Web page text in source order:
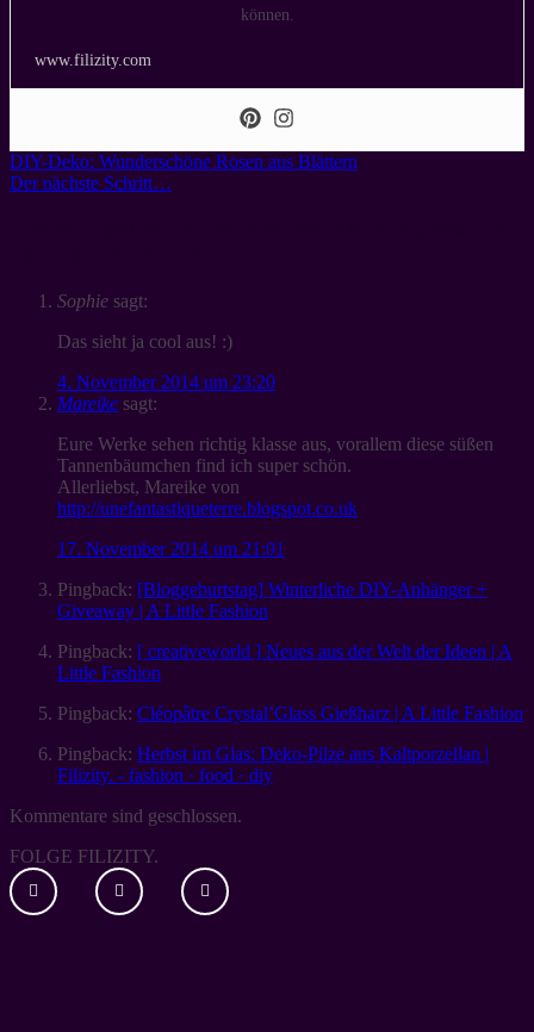
können.
www.filizity.com
DIY-Deko: Wunderschöne Rosen aus Blättern
Der nächste Schritt…
Sophie sagt:
Das sieht ja cool aus! :)
4. November 2014 um 23:20
Mareike sagt:
Eure Werke sehen richtig klasse aus, vorallem diese süßen
Tannenbäumchen find ich super schön.
Allerliebst, Mareike von
http://unefantastiqueterre.blogspot.co.uk
17. November 2014 um 21:01
Pingback: [Bloggeburtstag] Winterliche DIY-Anhänger +
Giveaway | A Little Fashion
Pingback: [ creativeworld ] Neues aus der Welt der Ideen | A
Little Fashion
Pingback: Cléopâtre Crystal’Glass Gießharz | A Little Fashion
Pingback: Herbst im Glas: Deko-Pilze aus Kaltporzellan |
Filizity. - fashion · food · diy
Kommentare sind geschlossen.
FOLGE FILIZITY.